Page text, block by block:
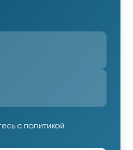
с политикой